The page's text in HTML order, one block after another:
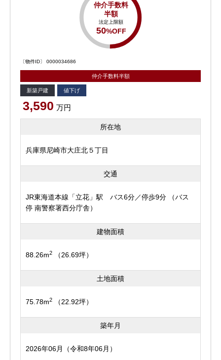
仲介手数料
半額
法定上限額
50%OFF
〔物件ID〕 0000034686
仲介手数料半額
新築戸建 値下げ
3,590 万円
所在地
兵庫県尼崎市大庄北５丁目
交通
JR東海道本線「立花」駅 バス6分／停歩9分 （バス
停 南警察署西分庁舎）
建物面積
88.26m2 （26.69坪）
土地面積
75.78m2 （22.92坪）
築年月
2026年06月（令和8年06月）